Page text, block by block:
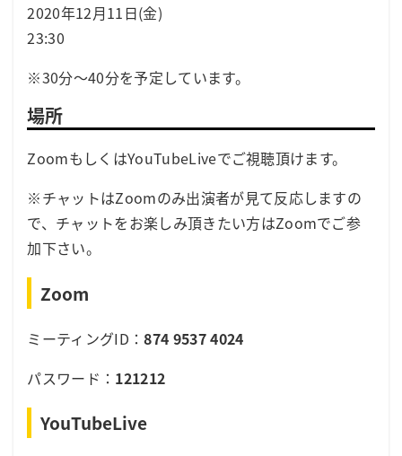
2020年12月11日(金)
23:30
※30分～40分を予定しています。
場所
ZoomもしくはYouTubeLiveでご視聴頂けます。
※チャットはZoomのみ出演者が見て反応しますの
で、チャットをお楽しみ頂きたい方はZoomでご参
加下さい。
Zoom
ミーティングID：874 9537 4024
パスワード： 121212
YouTubeLive